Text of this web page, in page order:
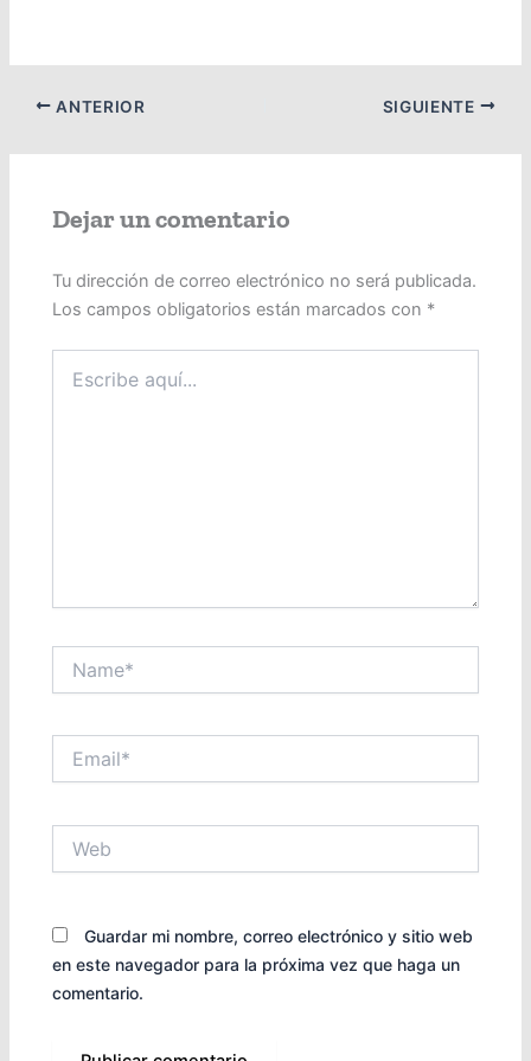
ANTERIOR SIGUIENTE
Dejar un comentario
Tu dirección de correo electrónico no será publicada.
Los campos obligatorios están marcados con *
aquí...
Guardar mi nombre, correo electrónico y sitio web
en este navegador para la próxima vez que haga un
comentario.